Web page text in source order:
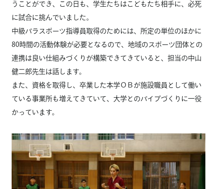
うことができ、この日も、学生たちはこどもたち相手に、必死
に試合に挑んでいました。
中級パラスポーツ指導員取得のためには、所定の単位のほかに
80時間の活動体験が必要となるので、地域のスポーツ団体との
連携は良い仕組みづくりが構築できてきていると、担当の中山
健二郎先生は話します。
また、資格を取得し、卒業した本学ＯＢが施設職員として働い
ている事業所も増えてきていて、大学とのパイプづくりに一役
かっています。